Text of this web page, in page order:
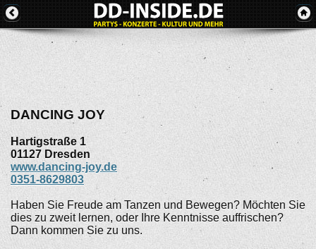
DANCING JOY
Hartigstraße 1
01127 Dresden
www.dancing-joy.de
0351-8629803
Haben Sie Freude am Tanzen und Bewegen? Möchten Sie
dies zu zweit lernen, oder Ihre Kenntnisse auffrischen?
Dann kommen Sie zu uns.